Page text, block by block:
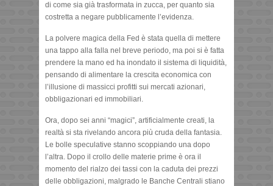
di come sia già trasformata in zucca, per quanto sia
costretta a negare pubblicamente l’evidenza.
La polvere magica della Fed è stata quella di mettere
una tappo alla falla nel breve periodo, ma poi si è fatta
prendere la mano ed ha inondato il sistema di liquidità,
pensando di alimentare la crescita economica con
l’illusione di massicci profitti sui mercati azionari,
obbligazionari ed immobiliari.
Ora, dopo sei anni “magici”, artificialmente creati, la
realtà si sta rivelando ancora più cruda della fantasia.
Le bolle speculative stanno scoppiando una dopo
l’altra. Dopo il crollo delle materie prime è ora il
momento del rialzo dei tassi con la caduta dei prezzi
delle obbligazioni, malgrado le Banche Centrali stiano